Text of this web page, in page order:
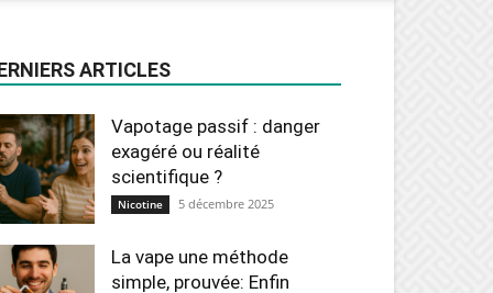
ARTICLES
Vapotage passif : danger
exagéré ou réalité
scientifique ?
Nicotine 5 décembre 2025
La vape une méthode
simple, prouvée: Enfin